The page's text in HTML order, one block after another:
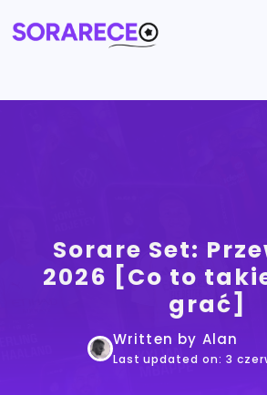
do
Sorare Set:
2026 [Co to
grać]
Written by Alan
Last updated on: 3